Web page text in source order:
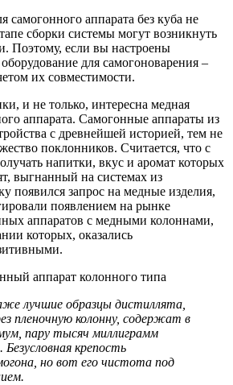
самогонного аппарата без куба не
сборки системы могут возникнуть
Поэтому, если вы настроены
для самогоноварения –
их совместимости.
и не только, интересна медная
аппарата. Самогонные аппараты из
с древнейшей историей, тем не
поклонников. Считается, что с
напитки, вкус и аромат которых
выгнанный на системах из
появился запрос на медные изделия,
появлением на рынке
аппаратов с медными колоннами,
которых, оказались
лучшие образцы дистиллята,
пленочную колонну, содержат в
пару тысяч миллиграмм
крепость
но вот его чистота под